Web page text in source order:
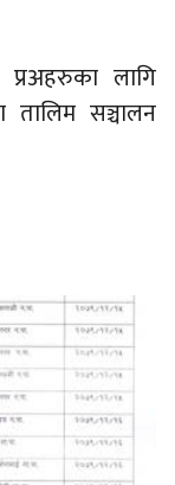
लागि
तालिम सञ्चालन